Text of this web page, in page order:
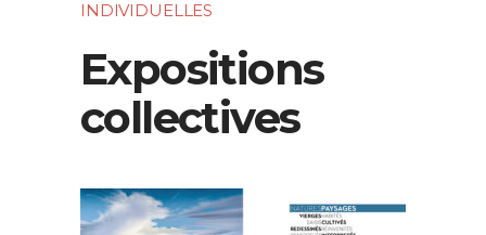
INDIVIDUELLES
Expositions
collectives